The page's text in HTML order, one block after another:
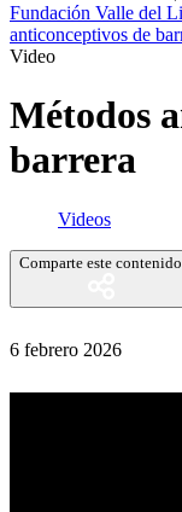
Fundación Valle del
anticonceptivos de
Video
Métodos
barrera
Videos
Comparte este contenido
6 febrero 2026